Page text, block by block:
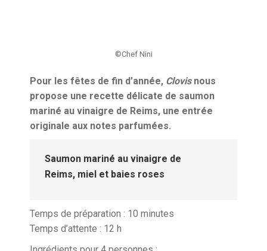
©Chef Nini
Pour les fêtes de fin d’année, Clovisnous
propose une recette délicate de saumon
mariné au vinaigre de Reims, une entrée
originale aux notes parfumées.
Saumon mariné au vinaigre de
Reims, miel et baies roses
Temps de préparation : 10 minutes
Temps d’attente : 12 h